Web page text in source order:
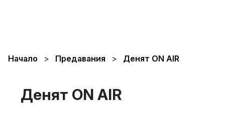
Начало Предавания Денят ON AIR
Денят ON AIR